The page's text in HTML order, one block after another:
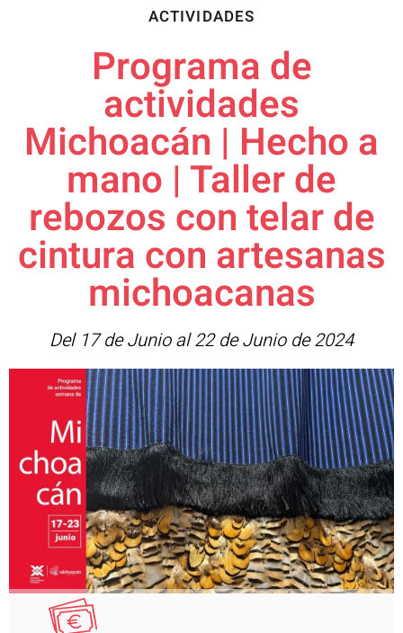
ACTIVIDADES
Programa de
actividades
Michoacán | Hecho a
mano | Taller de
rebozos con telar de
cintura con artesanas
michoacanas
Del 17 de Junio al 22 de Junio de 2024